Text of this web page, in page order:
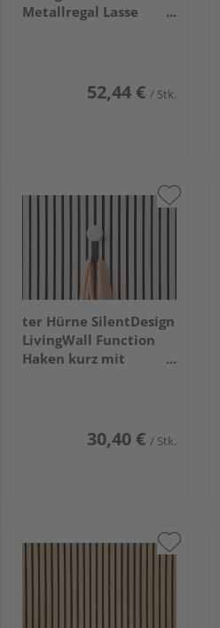
Metallregal Lasse
52,44 € / Stk.
ter Hürne SilentDesign
LivingWall Function
Haken kurz mit
30,40 € / Stk.